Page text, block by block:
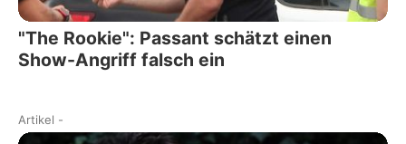
"The Rookie": Passant schätzt einen
Show-Angriff falsch ein
Artikel -